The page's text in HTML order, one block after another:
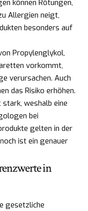
können Rötungen,
Allergien neigt,
besonders auf
Propylenglykol,
vorkommt,
verursachen. Auch
das Risiko erhöhen.
weshalb eine
bei
gelten in der
ist ein genauer
in
gesetzliche